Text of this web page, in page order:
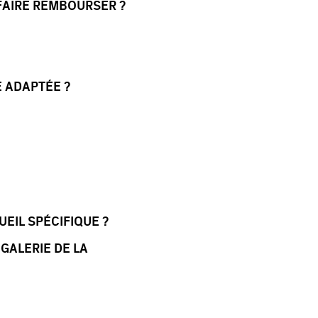
REMBOURSER ?
ADAPTÉE ?
SPÉCIFIQUE ?
DE LA